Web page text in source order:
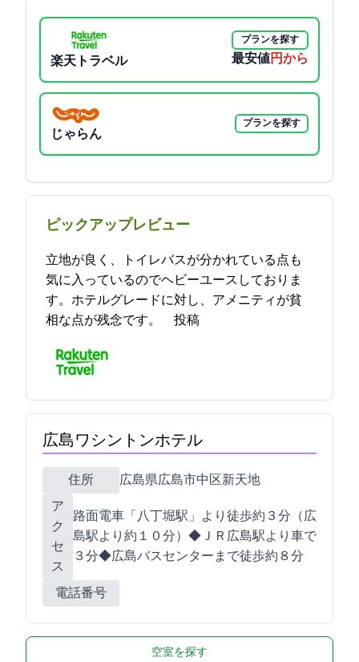
楽天トラベル
プランを探す
最安値2250円から
じゃらん
プランを探す
ピックアップレビュー
立地が良く、トイレバスが分かれている点も
気に入っているのでヘビーユースしておりま
す。ホテルグレードに対し、アメニティが貧
相な点が残念です。 2021-10-29 08:24:40投稿
広島ワシントンホテル
住所
広島県広島市中区新天地2-7
ア
ク
セ
ス
路面電車「八丁堀駅」より徒歩約３分（JR広
島駅より約１０分）◆ＪＲ広島駅より車で
３分◆広島バスセンターまで徒歩約８分
電話番号
空室を探す